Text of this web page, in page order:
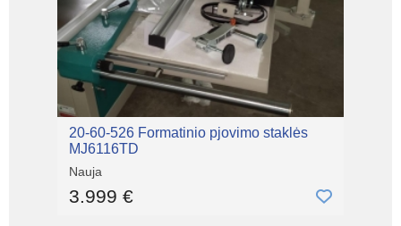
20-60-526 Formatinio pjovimo staklės
MJ6116TD
Nauja
3.999 €